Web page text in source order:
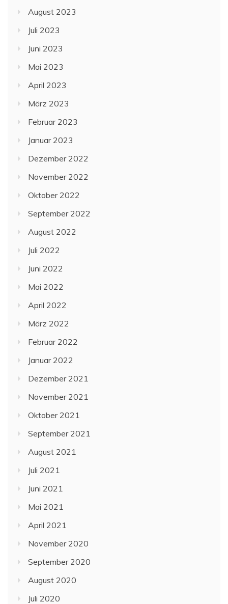
August 2023
Juli 2023
Juni 2023
Mai 2023
April 2023
März 2023
Februar 2023
Januar 2023
Dezember 2022
November 2022
Oktober 2022
September 2022
August 2022
Juli 2022
Juni 2022
Mai 2022
April 2022
März 2022
Februar 2022
Januar 2022
Dezember 2021
November 2021
Oktober 2021
September 2021
August 2021
Juli 2021
Juni 2021
Mai 2021
April 2021
November 2020
September 2020
August 2020
Juli 2020